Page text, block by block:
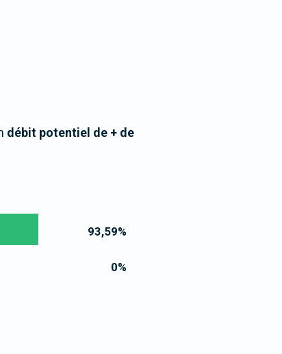
débit potentiel de + de
93,59%
0%